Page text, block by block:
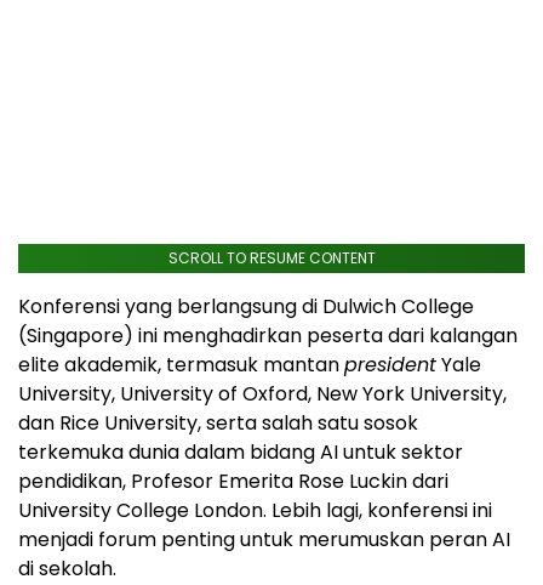
SCROLL TO RESUME CONTENT
Konferensi yang berlangsung di Dulwich College
(Singapore) ini menghadirkan peserta dari kalangan
elite akademik, termasuk mantanpresidentYale
University, University of Oxford, New York University,
dan Rice University, serta salah satu sosok
terkemuka dunia dalam bidang AI untuk sektor
pendidikan, Profesor Emerita Rose Luckin dari
University College London. Lebih lagi, konferensi ini
menjadi forum penting untuk merumuskan peran AI
di sekolah.